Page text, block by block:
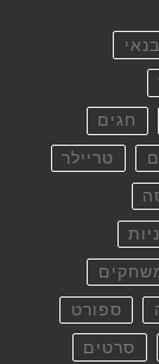
חגים
טריילר
ספורט
סרטים